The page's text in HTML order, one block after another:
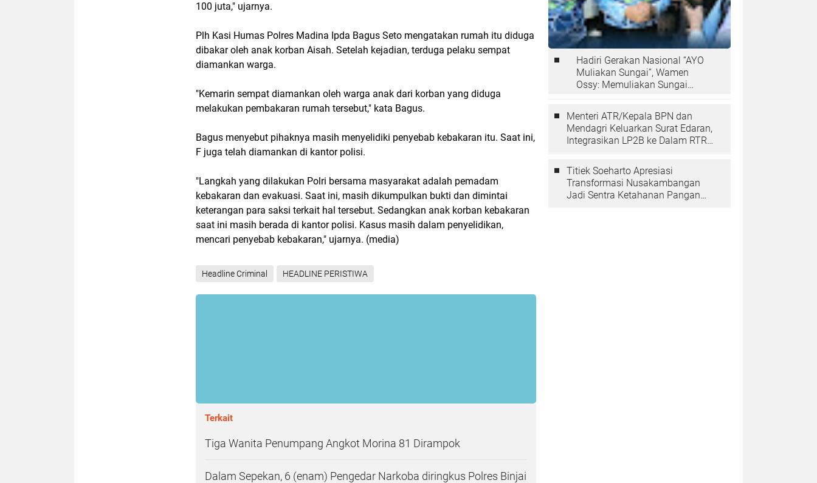
100 juta," ujarnya.
Plh Kasi Humas Polres Madina Ipda Bagus Seto mengatakan rumah itu diduga
dibakar oleh anak korban Aisah. Setelah kejadian, terduga pelaku sempat
diamankan warga.
"Kemarin sempat diamankan oleh warga anak dari korban yang diduga
melakukan pembakaran rumah tersebut," kata Bagus.
Bagus menyebut pihaknya masih menyelidiki penyebab kebakaran itu. Saat ini,
F juga telah diamankan di kantor polisi.
"Langkah yang dilakukan Polri bersama masyarakat adalah pemadam
kebakaran dan evakuasi. Saat ini, masih dikumpulkan bukti dan dimintai
keterangan para saksi terkait hal tersebut. Sedangkan anak korban kebakaran
saat ini masih berada di kantor polisi. Kasus masih dalam penyelidikan,
mencari penyebab kebakaran," ujarnya. (media)
Headline Criminal HEADLINE PERISTIWA
Terkait
Tiga Wanita Penumpang Angkot Morina 81 Dirampok
Dalam Sepekan, 6 (enam) Pengedar Narkoba diringkus Polres Binjai
Hadiri Gerakan Nasional “AYO
Muliakan Sungai”, Wamen
Ossy: Memuliakan Sungai
Menteri ATR/Kepala BPN dan
Mendagri Keluarkan Surat Edaran,
Integrasikan LP2B ke Dalam RTRW
Titiek Soeharto Apresiasi
Transformasi Nusakambangan
Jadi Sentra Ketahanan Pangan